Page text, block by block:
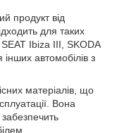
продукт від
для таких
Ibiza III, SKODA
автомобілів з
матеріалів, що
Вона